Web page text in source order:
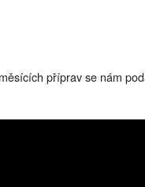
příprav se nám